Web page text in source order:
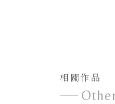
相關作品